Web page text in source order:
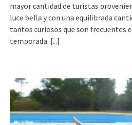
mayor cantidad de turistas
luce bella y con una equilibrada
tantos curiosos que son frecuentes
temporada. [...]